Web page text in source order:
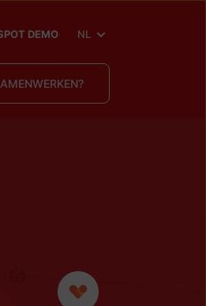
DEMO NL SHOW SUBMENU
FOR